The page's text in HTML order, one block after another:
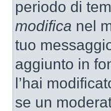
periodo di
modifica nel
tuo
aggiunto in
l’hai
se un